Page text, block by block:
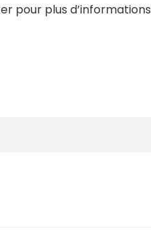
pour plus d’informations